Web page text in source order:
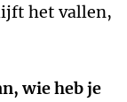
het vallen,
wie heb je